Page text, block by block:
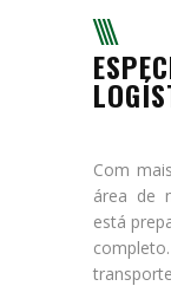
Contactos
Com
área de
está